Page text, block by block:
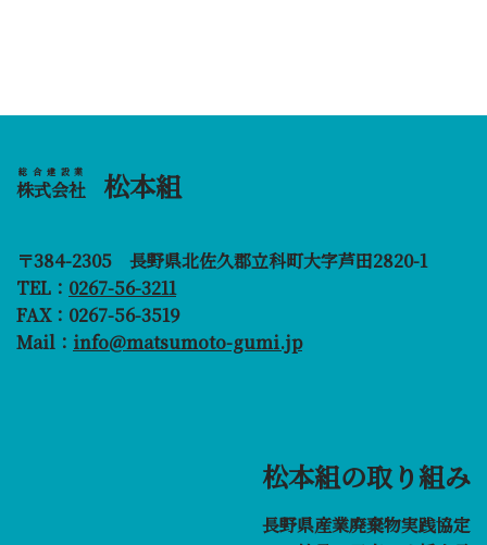
株式会社
総合建設業 松本組
〒384-2305 長野県北佐久郡立科町大字芦田2820-1
TEL： 0267-56-3211
FAX：0267-56-3519
Mail： info@matsumoto-gumi.jp
松本組の取り組み
長野県産業廃棄物実践協定